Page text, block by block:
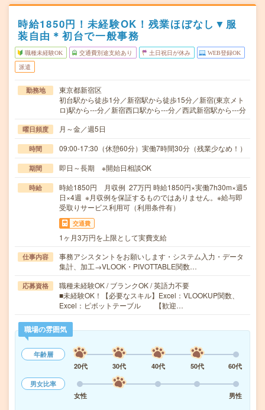
時給1850円！未経験OK！残業ほぼなし▼服
装自由＊初台で一般事務
職種未経験OK 交通費別途支給あり 土日祝日が休み WEB登録OK
派遣
勤務地
東京都新宿区
初台駅から徒歩1分／新宿駅から徒歩15分／新宿(東京メト
ロ)駅から---分／新宿西口駅から---分／西武新宿駅から---分
曜日頻度 月～金／週5日
時間 09:00-17:30（休憩60分）実働7時間30分（残業少なめ！）
期間 即日～長期 ※開始日相談OK
時給
時給1850円 月収例 27万円 時給1850円×実働7h30m×週5
日×4週 ※月収例を保証するものではありません。※給与即
受取りサービス利用可（利用条件有）
交通費
1ヶ月3万円を上限として実費支給
仕事内容
事務アシスタントをお願いします・システム入力・データ
集計、加工→VLOOK・PIVOTTABLE関数…
応募資格
職種未経験OK / ブランクOK / 英語力不要
■未経験OK！【必要なスキル】Excel：VLOOKUP関数、
Excel：ピボットテーブル 【歓迎…
職場の雰囲気
年齢層
20代
30代 40代 50代
60代
男女比率
女性
男性